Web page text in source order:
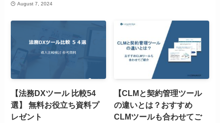
August 7, 2024
【法務DXツール 比較54
選】 無料お役立ち資料プ
レゼント
【CLMと契約管理ツール
の違いとは？おすすめ
CLMツールも合わせてご